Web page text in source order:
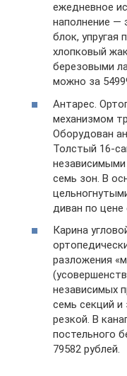
ежедневное
наполнение —
блок, упругая
хлопковый
березовыми
можно за
Антарес.
механизмом
Оборудован
Толстый 16-
семь зон. В
диван по цене
Карина
разложения
независимых
семь секций и
резкой. В
постельного
79582 рублей.